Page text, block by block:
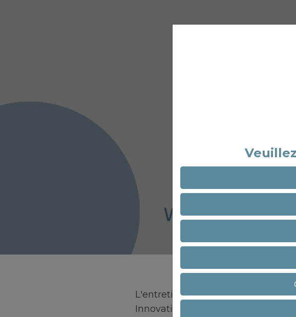
L'entretien des coussins de
Innovation est essentiel pour